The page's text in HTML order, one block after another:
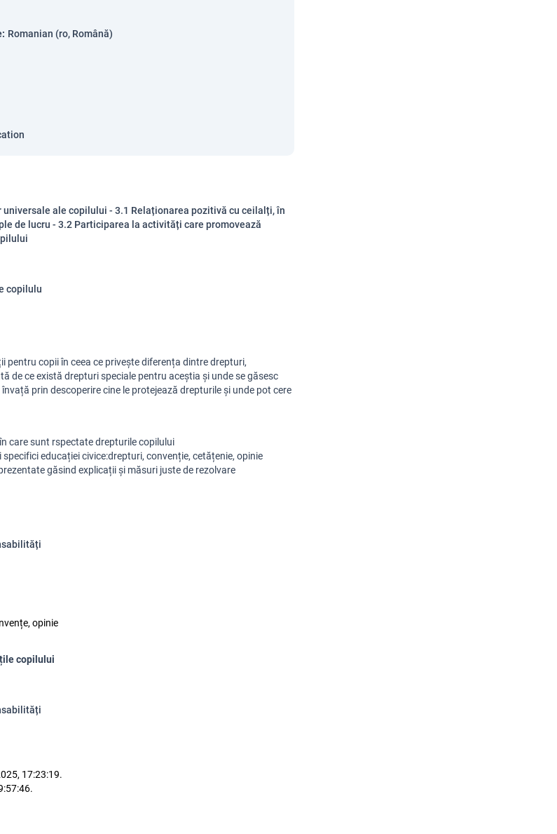
: Romanian (ro, Română)
ale copilului - 3.1 Relaționarea pozitivă cu ceilalți, în
de lucru - 3.2 Participarea la activități care promovează
copilulu
copii în ceea ce privește diferența dintre drepturi,
de ce există drepturi speciale pentru aceștia și unde se găsesc
învață prin descoperire cine le protejează drepturile și unde pot cere
care sunt rspectate drepturile copilului
specifici educației civice:drepturi, convenție, cetățenie, opinie
găsind explicații și măsuri juste de rezolvare
opinie
copilului
17:23:19.